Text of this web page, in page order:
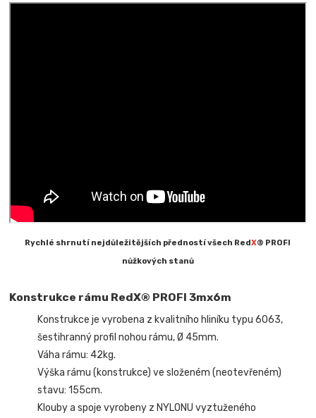
Rychlé shrnutí nejdůležitějších předností všech RedX® PROFI
nůžkových stanů
Konstrukce rámu RedX® PROFI 3mx6m
Konstrukce je vyrobena z kvalitního hliníku typu 6063,
šestihranný profil nohou rámu, Ø 45mm.
Váha rámu: 42kg.
Výška rámu (konstrukce) ve složeném (neotevřeném)
stavu: 155cm.
Klouby a spoje vyrobeny z NYLONU vyztuženého